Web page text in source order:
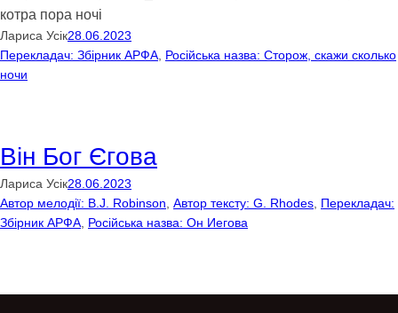
котра пора ночі
Лариса Усік28.06.2023
Перекладач: Збірник АРФА Російська назва: Сторож, скажи сколько
ночи
Вiн Бoг Єгoва
Лариса Усік28.06.2023
Автор мелодії: B.J. Robinson, Автор тексту: G. Rhodes, Перекладач:
Збірник АРФА, Російська назва: Он Иегова